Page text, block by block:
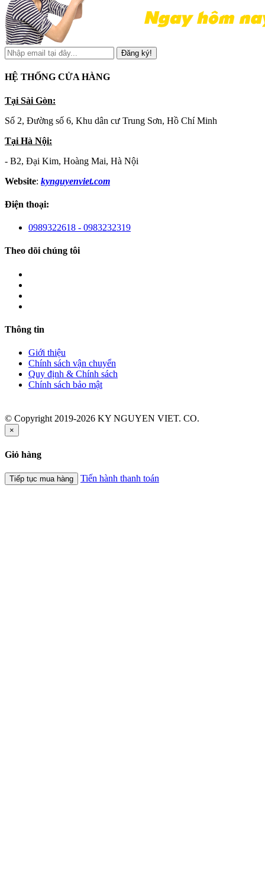
Đăng ký!
HỆ THỐNG CỬA HÀNG
Tại Sài Gòn:
Số 2, Đường số 6, Khu dân cư Trung Sơn, Hồ Chí Minh
Tại Hà Nội:
- B2, Đại Kim, Hoàng Mai, Hà Nội
Website: kynguyenviet.com
Điện thoại:
0989322618 - 0983232319
Theo dõi chúng tôi
Thông tin
Giới thiệu
Chính sách vận chuyển
Quy định & Chính sách
Chính sách bảo mật
© Copyright 2019-2026 KY NGUYEN VIET. CO.
×
Giỏ hàng
Tiếp tục mua hàng Tiến hành thanh toán